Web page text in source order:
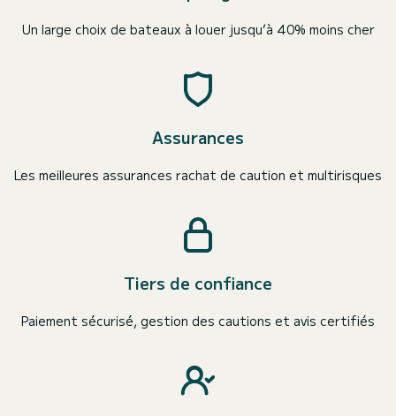
Un large choix de bateaux à louer jusqu’à 40% moins cher
Assurances
Les meilleures assurances rachat de caution et multirisques
Tiers de confiance
Paiement sécurisé, gestion des cautions et avis certifiés